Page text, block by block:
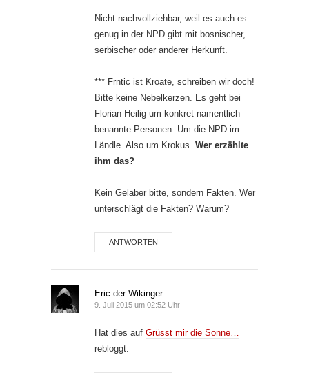
Nicht nachvollziehbar, weil es auch es
genug in der NPD gibt mit bosnischer,
serbischer oder anderer Herkunft.
*** Frntic ist Kroate, schreiben wir doch!
Bitte keine Nebelkerzen. Es geht bei
Florian Heilig um konkret namentlich
benannte Personen. Um die NPD im
Ländle. Also um Krokus. Wer erzählte
ihm das?
Kein Gelaber bitte, sondern Fakten. Wer
unterschlägt die Fakten? Warum?
ANTWORTEN
Eric der Wikinger
9. Juli 2015 um 02:52 Uhr
Hat dies auf Grüsst mir die Sonne…
rebloggt.